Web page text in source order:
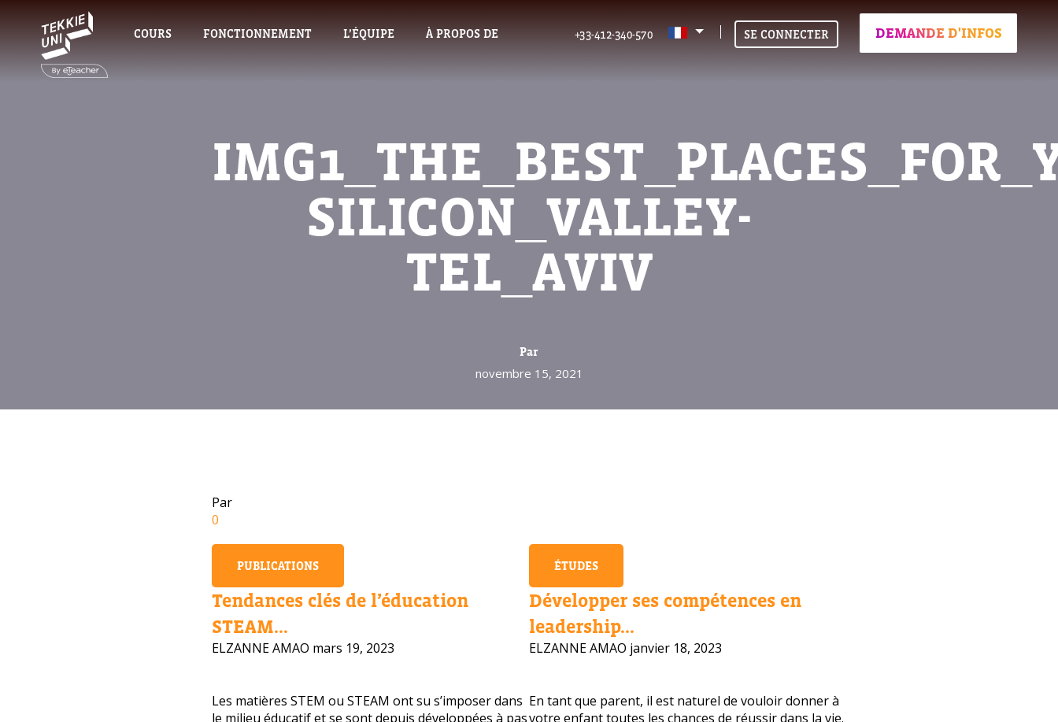
COURS FONCTIONNEMENT L’ÉQUIPE À PROPOS DE DEMANDE D'INFOS
+33-412-340-570 SE CONNECTER
SILICON_VALLEY-
TEL_AVIV
Par
novembre 15, 2021
Par
0
PUBLICATIONS
Tendances clés de l’éducation
STEAM...
ELZANNE AMAO mars 19, 2023
Les matières STEM ou STEAM ont su s’imposer dans
le milieu éducatif et se sont depuis développées à pas
ÉTUDES
Développer ses compétences en
leadership...
ELZANNE AMAO janvier 18, 2023
En tant que parent, il est naturel de vouloir donner à
votre enfant toutes les chances de réussir dans la vie.
Avez-vous besoin d'aide pour choisir votre